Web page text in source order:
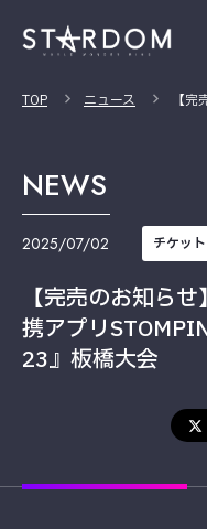
TOP ニュース 【
NEWS
2025/07/02 チケット
【完売のお知ら
携アプリ
23』板橋大会